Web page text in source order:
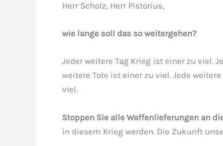
Herr Scholz, Herr Pistorius,
wie lange soll das so weitergehen?
Jeder weitere Tag Krieg ist einer zu viel.
weitere Tote ist einer zu viel. Jede
viel.
Stoppen Sie alle Waffenlieferungen an
in diesem Krieg werden. Die Zukunft